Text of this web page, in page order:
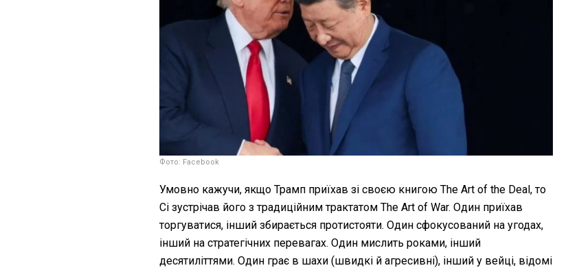
Фото: Facebook
Умовно кажучи, якщо Трамп приїхав зі своєю книгою The Art of the Deal, то
Сі зустрічав його з традиційним трактатом The Art of War. Один приїхав
торгуватися, інший збирається протистояти. Один сфокусований на угодах,
інший на стратегічних перевагах. Один мислить роками, інший
десятиліттями. Один грає в шахи (швидкі й агресивні), інший у вейці, відомі